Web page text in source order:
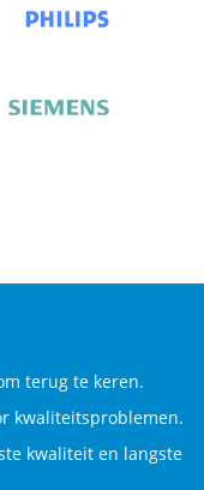
terug te keren.
kwaliteitsproblemen.
kwaliteit en langste